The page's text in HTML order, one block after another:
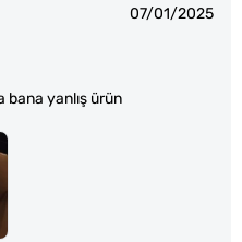
07/01/2025
bana yanlış ürün